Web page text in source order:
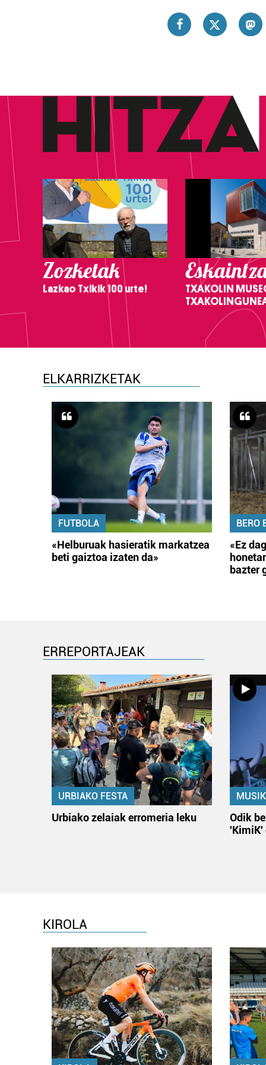
Zozketak
Lazkao Txikik 100 urte!
TXAKOLIN
ELKARRIZKETAK
FUTBOLA
«Helburuak hasieratik markatzea
beti gaiztoa izaten da»
BERO
«Ez
bazter
ERREPORTAJEAK
URBIAKO FESTA
Urbiako zelaiak erromeria leku
Odik
'KimiK'
KIROLA